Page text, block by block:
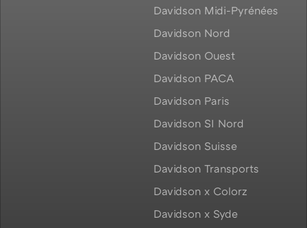
Davidson Midi-Pyrénées
Davidson Nord
Davidson Ouest
Davidson PACA
Davidson Paris
Davidson SI Nord
Davidson Suisse
Davidson Transports
Davidson x Colorz
Davidson x Syde